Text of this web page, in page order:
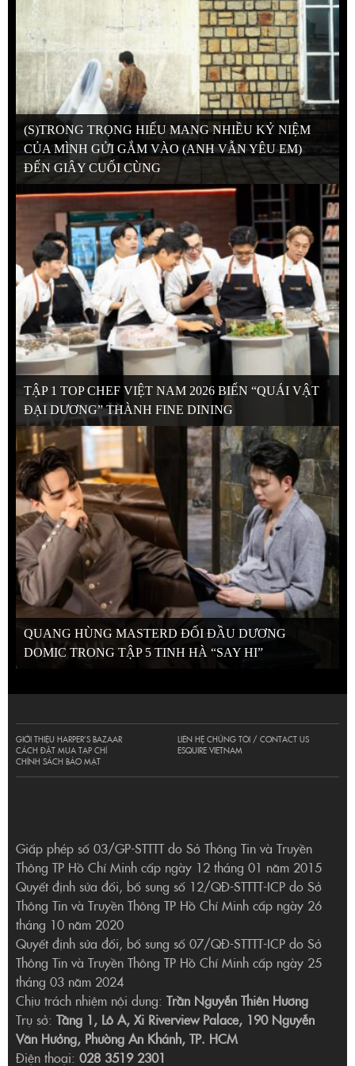
(S)TRONG TRỌNG HIẾU MANG NHIỀU KỶ NIỆM
CỦA MÌNH GỬI GẮM VÀO (ANH VẪN YÊU EM)
ĐẾN GIÂY CUỐI CÙNG
TẬP 1 TOP CHEF VIỆT NAM 2026 BIẾN “QUÁI VẬT
ĐẠI DƯƠNG” THÀNH FINE DINING
QUANG HÙNG MASTERD ĐỐI ĐẦU DƯƠNG
DOMIC TRONG TẬP 5 TINH HÀ “SAY HI”
GIỚI THIỆU HARPER’S BAZAAR
CÁCH ĐẶT MUA TẠP CHÍ
CHÍNH SÁCH BẢO MẬT
LIÊN HỆ CHÚNG TÔI / CONTACT US
ESQUIRE VIETNAM
Giấp phép số 03/GP-STTTT do Sở Thông Tin và Truyền
Thông TP Hồ Chí Minh cấp ngày 12 tháng 01 năm 2015
Quyết định sửa đổi, bổ sung số 12/QĐ-STTTT-ICP do Sở
Thông Tin và Truyền Thông TP Hồ Chí Minh cấp ngày 26
tháng 10 năm 2020
Quyết định sửa đổi, bổ sung số 07/QĐ-STTTT-ICP do Sở
Thông Tin và Truyền Thông TP Hồ Chí Minh cấp ngày 25
tháng 03 năm 2024
Chịu trách nhiệm nội dung: Trần Nguyễn Thiên Hương
Trụ sở: Tầng 1, Lô A, Xi Riverview Palace, 190 Nguyễn
Văn Hưởng, Phường An Khánh, TP. HCM
Điện thoại: 028 3519 2301